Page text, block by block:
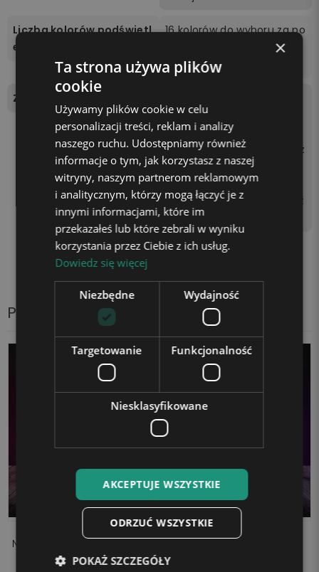
Liczba kolorów podświetl
enia
16 kolorów do wyboru za po
mocą pilota dołączonego
do zestawu.
Zasilanie
zprzewodowo 3 bateriami
AA (brak w zestawie) lub p
oprzez podłączenie kabla z
asilającego do kontaktu z
użyciem kostki zasilającej
(np. od telefonu) lub gniaz
da USB w laptopie.
Produkty z tej samej kategorii
Lampka LED 3D Plexido z
Nadrukiem BFF Przyjaciółki
99,90 zł
Lampka LED 3D Plexido
×
Ta strona używa plików
cookie
Używamy plików cookie w celu
personalizacji treści, reklam i analizy
naszego ruchu. Udostępniamy również
informacje o tym, jak korzystasz z naszej
witryny, naszym partnerom reklamowym
i analitycznym, którzy mogą łączyć je z
innymi informacjami, które im
przekazałeś lub które zebrali w wyniku
korzystania przez Ciebie z ich usług.
Dowiedz się więcej
Niezbędne Wydajność
Targetowanie Funkcjonalność
Niesklasyfikowane
AKCEPTUJE WSZYSTKIE
ODRZUĆ WSZYSTKIE
POKAŻ SZCZEGÓŁY